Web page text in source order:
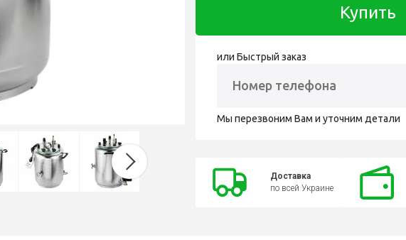
Купить
или Быстрый заказ
Мы перезвоним Вам и уточним детали
Доставка
по всей Украине